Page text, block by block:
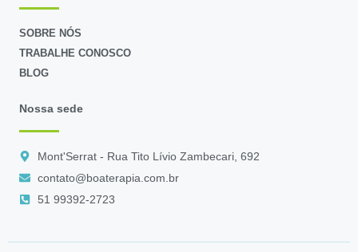
SOBRE NÓS
TRABALHE CONOSCO
BLOG
Nossa sede
Mont'Serrat - Rua Tito Lívio Zambecari, 692
contato@boaterapia.com.br
51 99392-2723